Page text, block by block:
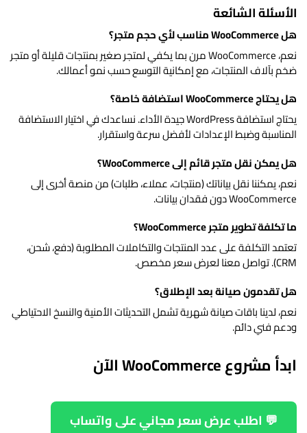
الأسئلة الشائعة
هل WooCommerce مناسب لأي حجم متجر؟
نعم، WooCommerce مرن بما يكفي لمتجر صغير بمنتجات قليلة أو متجر
ضخم بآلاف المنتجات، مع إمكانية التوسع حسب نمو أعمالك.
هل يحتاج WooCommerce استضافة خاصة؟
يحتاج استضافة WordPress جيدة الأداء. نساعدك في اختيار الاستضافة
المناسبة وضبط الإعدادات لأفضل سرعة واستقرار.
هل يمكن نقل متجر قائم إلى WooCommerce؟
نعم، يمكننا نقل بياناتك (منتجات، عملاء، طلبات) من منصة أخرى إلى
WooCommerce دون فقدان بيانات.
ما تكلفة تطوير متجر WooCommerce؟
تعتمد التكلفة على عدد المنتجات والتكاملات المطلوبة (دفع، شحن،
CRM). تواصل معنا لعرض سعر مخصص.
هل تقدمون صيانة بعد الإطلاق؟
نعم، لدينا باقات صيانة شهرية تشمل التحديثات الأمنية والنسخ الاحتياطي
ودعم فني دائم.
ابدأ مشروع WooCommerce الآن
💬 اطلب عرض سعر مجاني على واتساب